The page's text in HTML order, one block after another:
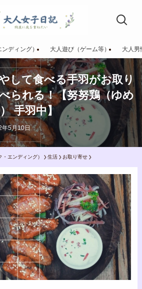
ンディング） 大人遊び（ゲーム等） 大人男
して食べる手羽がお取り
られる！【努努鶏（ゆめ
手羽中】
年5月10日
エンディング） 生活 お取り寄せ